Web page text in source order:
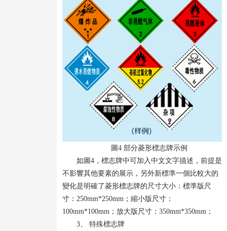
圖4 部分菱形標志牌示例
如圖4，標志牌中可加入中文文字描述，前提是
不影響其他要素的展示，另外新標準一個比較大的
變化是明確了菱形標志牌的尺寸大小：標準版尺
寸：250mm*250mm；縮小版尺寸：
100mm*100mm；放大版尺寸：350mm*350mm；
3、 特殊標志牌